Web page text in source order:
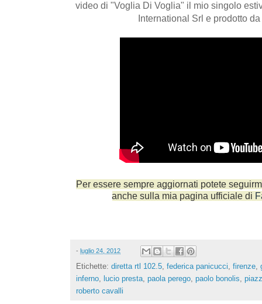
video di "Voglia Di Voglia" il mio singolo
International Srl e prodotto
Per essere sempre aggiornati potete
anche sulla mia pagina ufficiale di
- luglio 24, 2012
Etichette: diretta rtl 102.5, federica panicucci, firenze,
inferno, lucio presta, paola perego, paolo bonolis,
roberto cavalli